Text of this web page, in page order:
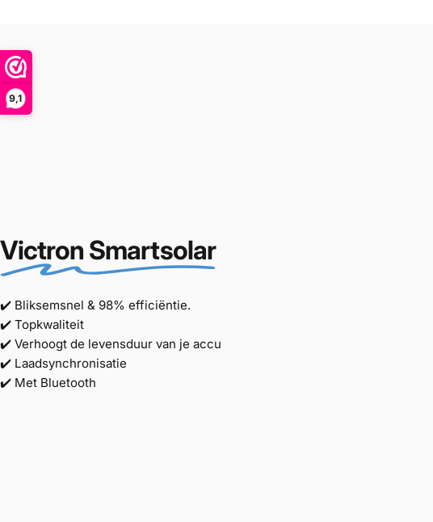
9,1
Victron Smartsolar
✔️ Bliksemsnel & 98% efficiëntie.
✔️ Topkwaliteit
✔️ Verhoogt de levensduur van je accu
✔️ Laadsynchronisatie
✔️ Met Bluetooth